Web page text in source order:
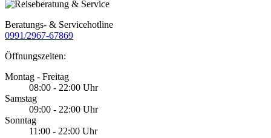
Beratungs- & Servicehotline
0991/2967-67869
Öffnungszeiten:
Montag - Freitag
08:00 - 22:00 Uhr
Samstag
09:00 - 22:00 Uhr
Sonntag
11:00 - 22:00 Uhr